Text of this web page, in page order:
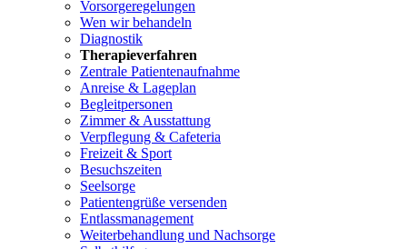
Vorsorgeregelungen
Wen wir behandeln
Diagnostik
Therapieverfahren
Zentrale Patientenaufnahme
Anreise & Lageplan
Begleitpersonen
Zimmer & Ausstattung
Verpflegung & Cafeteria
Freizeit & Sport
Besuchszeiten
Seelsorge
Patientengrüße versenden
Entlassmanagement
Weiterbehandlung und Nachsorge